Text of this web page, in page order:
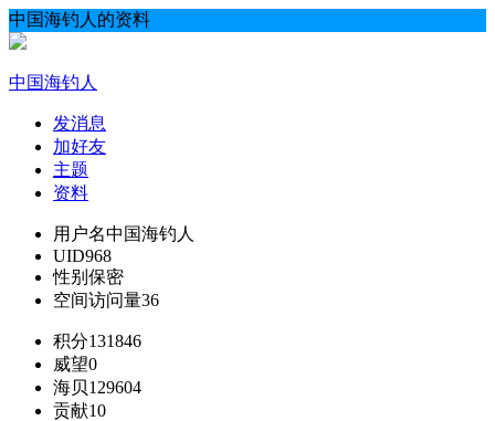
中国海钓人的资料
中国海钓人
发消息
加好友
主题
资料
用户名中国海钓人
UID968
性别 保密
空间访问量36
积分131846
威望0
海贝129604
贡献10